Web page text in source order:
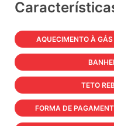
AQUECIMENTO À GÁS
TETO
FORMA DE